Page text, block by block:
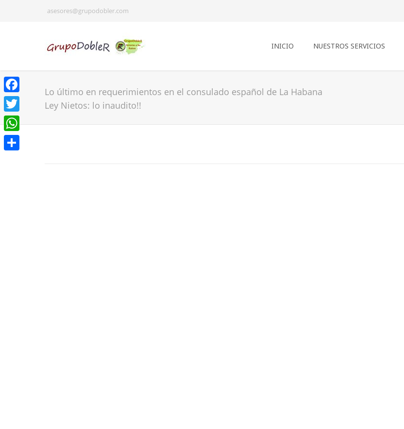
asesores@grupodobler.com
INICIO NUESTROS SERVICIOS
Lo último en requerimientos en el consulado español de La Habana
Ley Nietos: lo inaudito!!
Facebook
Twitter
WhatsApp